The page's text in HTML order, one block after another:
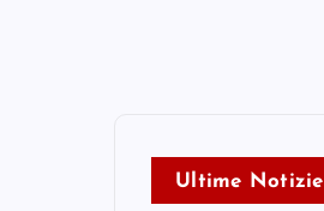
Ultime Notizie